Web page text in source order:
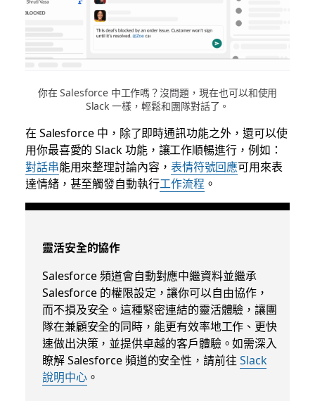
你在 Salesforce 中工作嗎？沒問題，現在也可以和使用
Slack 一樣，輕鬆和團隊對話了。
在 Salesforce 中，除了即時通訊功能之外，還可以使
用你最喜愛的 Slack 功能，讓工作順暢進行，例如：
對話串能用來整理討論內容， 表情符號回應可用來表
達情緒，甚至觸發自動執行工作流程 。
靈活安全的協作
Salesforce 頻道會自動對應中繼資料並繼承
Salesforce 的權限設定，讓你可以自由協作，
而不損及安全。這種緊密連結的靈活體驗，讓團
隊在兼顧安全的同時，能更有效率地工作、更快
速做出決策，並提供卓越的客戶體驗。如需深入
瞭解 Salesforce 頻道的安全性，請前往 Slack
說明中心。